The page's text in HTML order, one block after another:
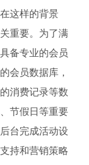
这样的背景
重要。为了满
备专业的会员
会员数据库，
消费记录等数
节假日等重要
台完成活动设
持和营销策略